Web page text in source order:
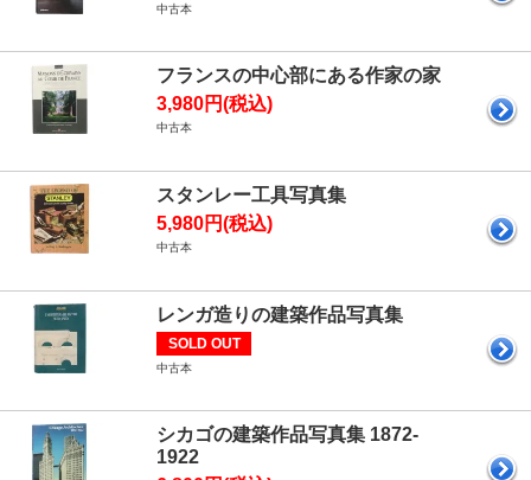
中古本
フランスの中心部にある作家の家
3,980円(税込)
中古本
スタンレー工具写真集
5,980円(税込)
中古本
レンガ造りの建築作品写真集
SOLD OUT
中古本
シカゴの建築作品写真集 1872-
1922